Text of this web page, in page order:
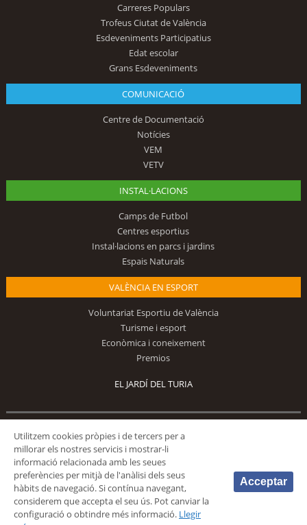
Carreres Populars
Trofeus Ciutat de València
Esdeveniments Participatius
Edat escolar
Grans Esdeveniments
COMUNICACIÓ
Centre de Documentació
Notícies
VEM
VETV
INSTAL·LACIONS
Camps de Futbol
Centres esportius
Instal·lacions en parcs i jardins
Espais Naturals
VALÈNCIA EN ESPORT
Voluntariat Esportiu de València
Turisme i esport
Econòmica i coneixement
Premios
EL JARDÍ DEL TURIA
© 2026 Fundación Deportiva Municipal Valencia |AVÍS LEGAL
Utilitzem cookies pròpies i de tercers per a
millorar els nostres servicis i mostrar-li
informació relacionada amb les seues
preferències per mitjà de l'anàlisi dels seus
hàbits de navegació. Si contínua navegant,
considerem que accepta el seu ús. Pot canviar la
configuració o obtindre més informació. Llegir
Acceptar